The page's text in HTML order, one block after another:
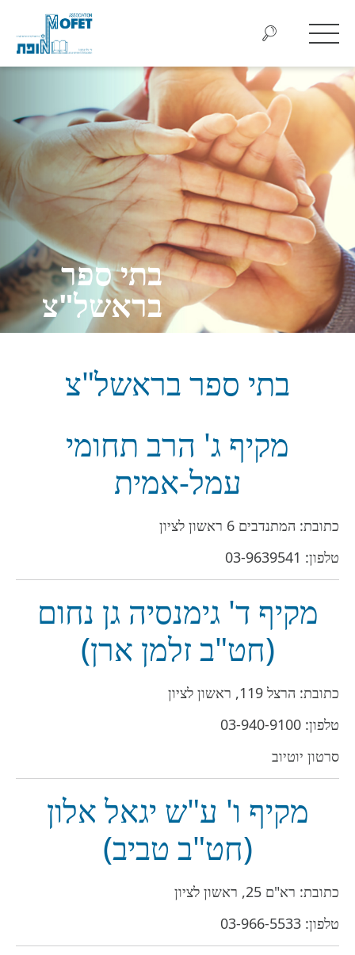
בתי ספר
בראשל"צ
בתי ספר בראשל"צ
מקיף ג' הרב תחומי
עמל-אמית
כתובת: המתנדבים 6 ראשון לציון
טלפון: 03-9639541
מקיף ד' גימנסיה גן נחום
(חט"ב זלמן ארן)
כתובת: הרצל 119, ראשון לציון
טלפון: 03-940-9100
סרטון יוטיוב
מקיף ו' ע"ש יגאל אלון
(חט"ב טביב)
כתובת: רא"ם 25, ראשון לציון
טלפון: 03-966-5533